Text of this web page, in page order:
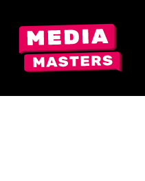
content